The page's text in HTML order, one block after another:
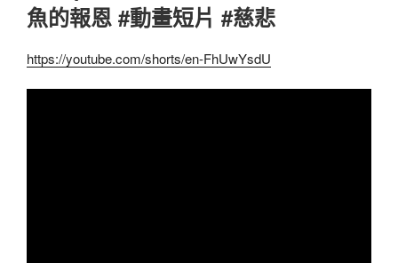
魚的報恩 #動畫短片 #慈悲
https://youtube.com/shorts/en-FhUwYsdU